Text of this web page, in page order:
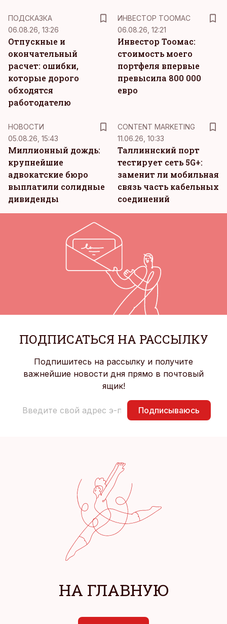
ПОДСКАЗКА
06.08.26, 13:26
Отпускные и
окончательный
расчет: ошибки,
которые дорого
обходятся
работодателю
ИНВЕСТОР ТООМАС
06.08.26, 12:21
Инвестор Тоомас:
стоимость моего
портфеля впервые
превысила 800 000
евро
НОВОСТИ
05.08.26, 15:43
Миллионный дождь:
крупнейшие
адвокатские бюро
выплатили солидные
дивиденды
CONTENT MARKETING
11.06.26, 10:33
Таллиннский порт
тестирует сеть 5G+:
заменит ли мобильная
связь часть кабельных
соединений
ПОДПИСАТЬСЯ НА РАССЫЛКУ
Подпишитесь на рассылку и получите
важнейшие новости дня прямо в почтовый
ящик!
Подписываюсь
НА ГЛАВНУЮ